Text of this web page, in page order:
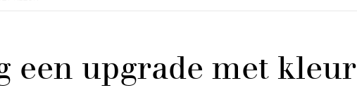
een upgrade met kleur